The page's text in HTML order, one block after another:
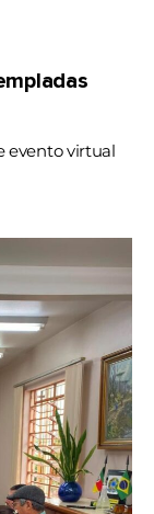
evento virtual